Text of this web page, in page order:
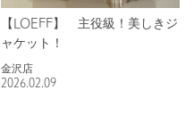
【LOEFF】 主役級！美しきジ
ャケット！
金沢店
2026.02.09